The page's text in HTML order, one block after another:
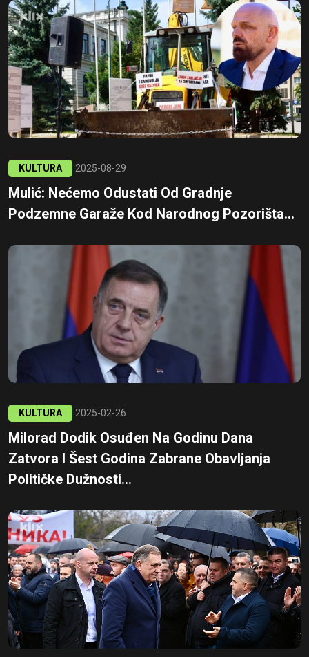
KULTURA 2025-08-29
Mulić: Nećemo Odustati Od Gradnje
Podzemne Garaže Kod Narodnog Pozorišta...
KULTURA 2025-02-26
Milorad Dodik Osuđen Na Godinu Dana
Zatvora I Šest Godina Zabrane Obavljanja
Političke Dužnosti...